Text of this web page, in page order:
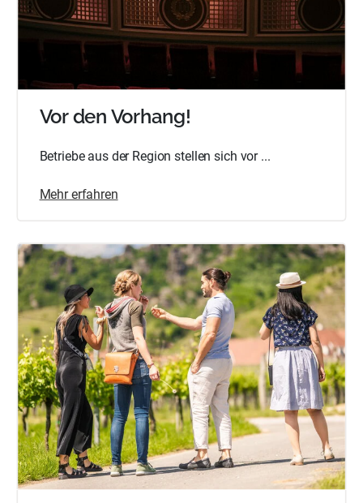
Vor den Vorhang!
Betriebe aus der Region stellen sich vor ...
Mehr erfahren